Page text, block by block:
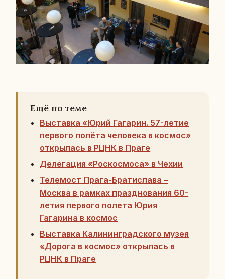
Ещё по теме
Выставка «Юрий Гагарин. 57-летие
первого полёта человека в космос»
открылась в РЦНК в Праге
Делегация «Роскосмоса» в Чехии
Телемост Прага-Братислава –
Москва в рамках празднования 60-
летия первого полета Юрия
Гагарина в космос
Выставка Калининградского музея
«Дорога в космос» открылась в
РЦНК в Праге